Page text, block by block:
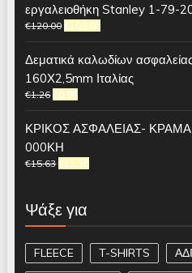
εργαλειοθήκη Stanley 1-79-
€120.00 €109.00
Δεματικά καλωδίων
160Χ2,5mm Ιταλίας
€1.26 €0.95
ΚΡΙΚΟΣ ΑΣΦΑΛΕΙΑΣ-
000ΚΗ
€15.63 €11.30
Ψάξε για
FLEECE T-SHIRTS